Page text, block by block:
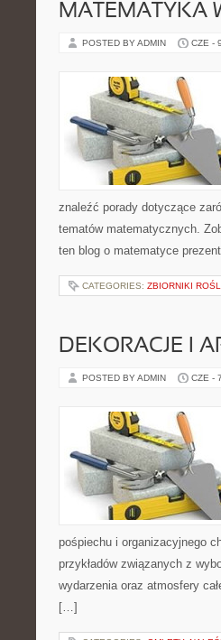
MATEMATYKA
POSTED BY ADMIN CZE -
znaleźć porady dotyczące
tematów matematycznych.
ten blog o matematyce
CATEGORIES: ZBIORNIKI
DEKORACJE I
POSTED BY ADMIN CZE -
pośpiechu i organizacyjnego
przykładów związanych z
wydarzenia oraz atmosfery
[…]